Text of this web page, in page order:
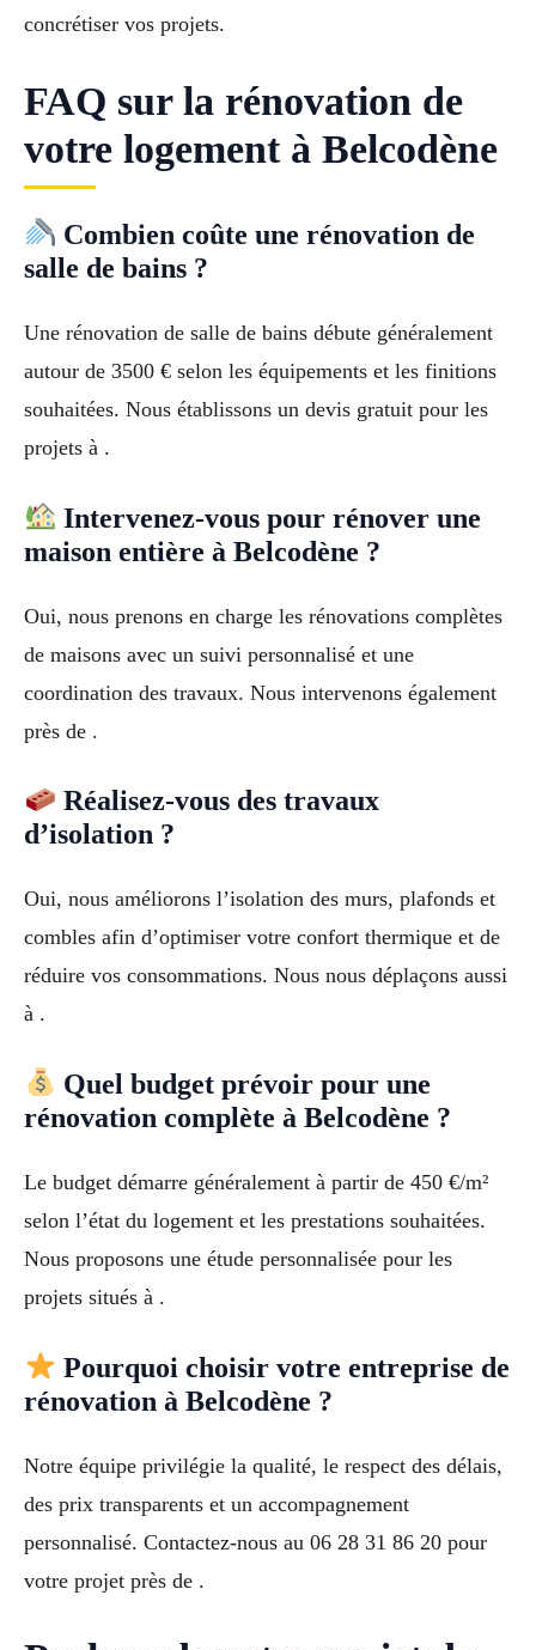
concrétiser vos projets.
FAQ sur la rénovation de
votre logement à Belcodène
Combien coûte une rénovation de
salle de bains ?
Une rénovation de salle de bains débute généralement
autour de 3500 € selon les équipements et les finitions
souhaitées. Nous établissons un devis gratuit pour les
projets à .
Intervenez-vous pour rénover une
maison entière à Belcodène ?
Oui, nous prenons en charge les rénovations complètes
de maisons avec un suivi personnalisé et une
coordination des travaux. Nous intervenons également
près de .
Réalisez-vous des travaux
d’isolation ?
Oui, nous améliorons l’isolation des murs, plafonds et
combles afin d’optimiser votre confort thermique et de
réduire vos consommations. Nous nous déplaçons aussi
à .
Quel budget prévoir pour une
rénovation complète à Belcodène ?
Le budget démarre généralement à partir de 450 €/m²
selon l’état du logement et les prestations souhaitées.
Nous proposons une étude personnalisée pour les
projets situés à .
Pourquoi choisir votre entreprise de
rénovation à Belcodène ?
Notre équipe privilégie la qualité, le respect des délais,
des prix transparents et un accompagnement
personnalisé. Contactez-nous au 06 28 31 86 20 pour
votre projet près de .